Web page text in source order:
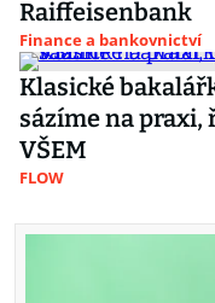
Raiffeisenbank
Finance a bankovnictví
Klasické
sázíme na praxi,
VŠEM
FLOW